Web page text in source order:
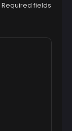
Required fields